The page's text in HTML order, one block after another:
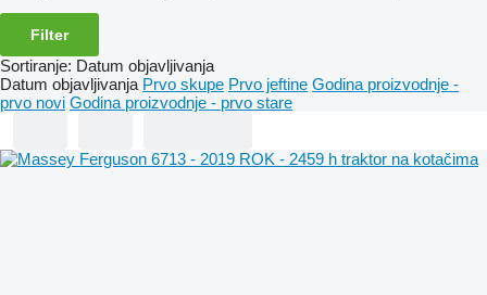
Filter
Sortiranje: Datum objavljivanja
Datum objavljivanja Prvo skupe Prvo jeftine Godina proizvodnje -
prvo novi Godina proizvodnje - prvo stare